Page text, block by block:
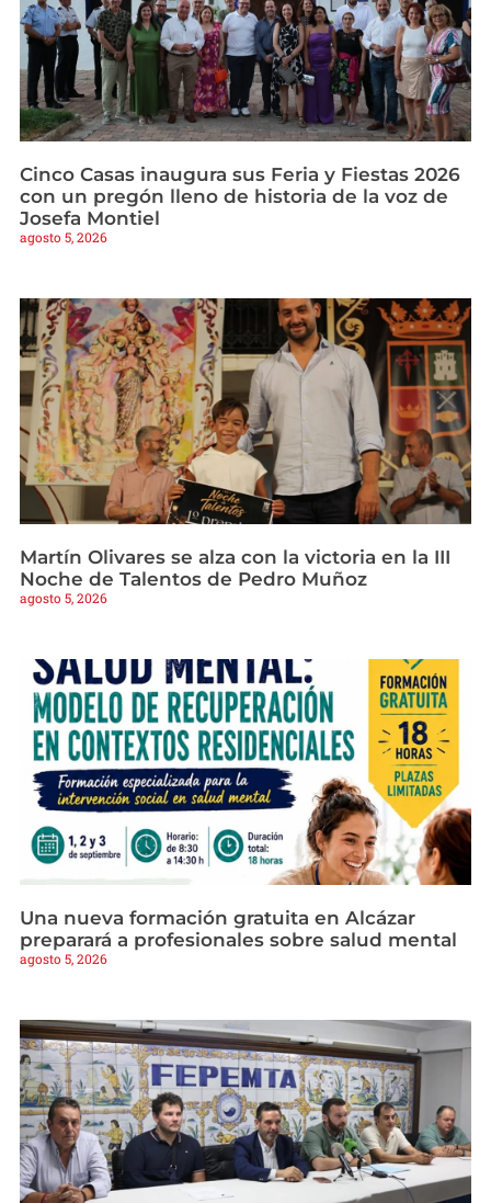
Cinco Casas inaugura sus Feria y Fiestas 2026
con un pregón lleno de historia de la voz de
Josefa Montiel
agosto 5, 2026
Martín Olivares se alza con la victoria en la III
Noche de Talentos de Pedro Muñoz
agosto 5, 2026
Una nueva formación gratuita en Alcázar
preparará a profesionales sobre salud mental
agosto 5, 2026